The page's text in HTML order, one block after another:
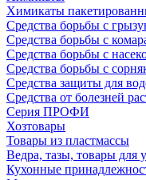
Химикаты
Средства борьбы с
Средства борьбы с
Средства борьбы с
Средства борьбы с
Средства защиты для
Средства от болезней
Серия ПРОФИ
Хозтовары
Товары из пластмассы
Ведра, тазы, товары для
Кухонные